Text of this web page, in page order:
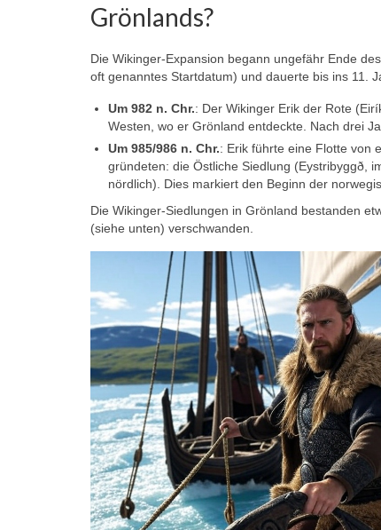
Grönlands?
Die Wikinger-Expansion begann ungefähr Ende
oft genanntes Startdatum) und dauerte bis ins 11.
Um 982 n. Chr.: Der Wikinger Erik der Rote
Westen, wo er Grönland entdeckte. Nach drei
Um 985/986 n. Chr.: Erik führte eine Flotte von
gründeten: die Östliche Siedlung (Eystribyggð,
nördlich). Dies markiert den Beginn der
Die Wikinger-Siedlungen in Grönland bestanden
(siehe unten) verschwanden.